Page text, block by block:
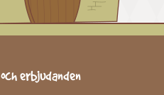
erbjudanden